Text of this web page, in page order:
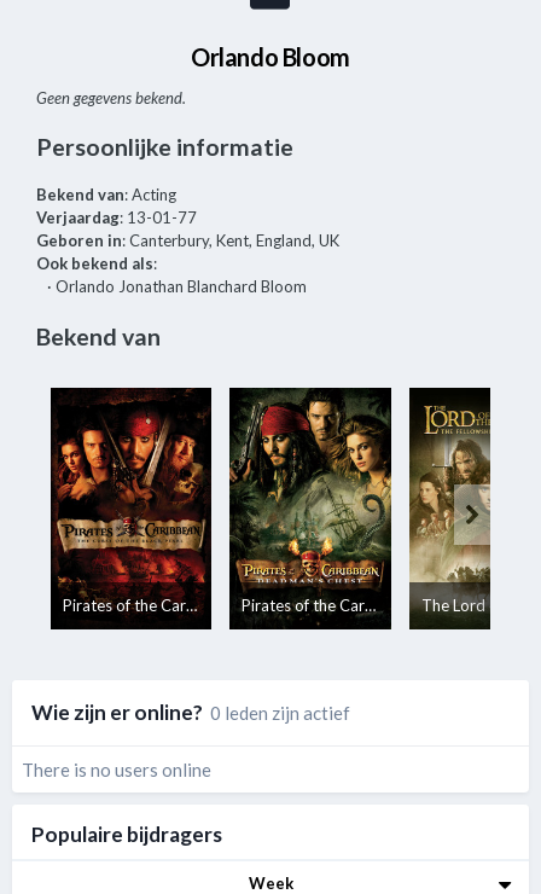
Orlando Bloom
Geen gegevens bekend.
Persoonlijke informatie
Bekend van: Acting
Verjaardag: 13-01-77
Geboren in: Canterbury, Kent, England, UK
Ook bekend als:
· Orlando Jonathan Blanchard Bloom
Bekend van
Pirates of the Caribbean: The Curse of the Black Pearl Pirates of the Caribbean: Dead Man's Chest
Wie zijn er online? 0 leden zijn actief
There is no users online
Populaire bijdragers
Week